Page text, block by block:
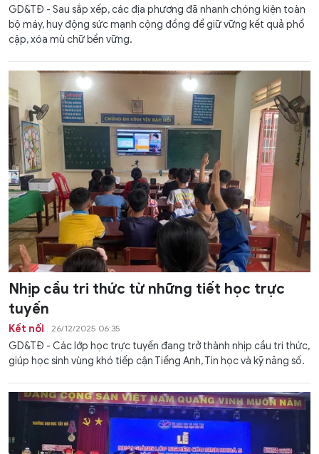
GD&TĐ - Sau sắp xếp, các địa phương đã nhanh chóng kiện toàn
bộ máy, huy động sức mạnh cộng đồng để giữ vững kết quả phổ
cập, xóa mù chữ bền vững.
Nhịp cầu tri thức từ những tiết học trực
tuyến
Kết nối 26/12/2025 06:35
GD&TĐ - Các lớp học trực tuyến đang trở thành nhịp cầu tri thức,
giúp học sinh vùng khó tiếp cận Tiếng Anh, Tin học và kỹ năng số.